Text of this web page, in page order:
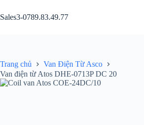
đến
phần
Sales3-0789.83.49.77
Trang chủ
Van Điện Từ Asco
Van điện từ Atos DHE-0713P DC 20